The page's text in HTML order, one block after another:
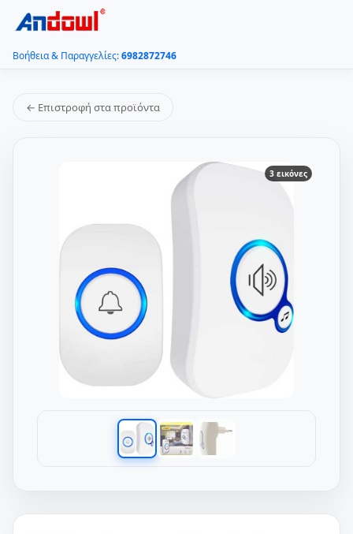
Βοήθεια & Παραγγελίες:6982872746
← Επιστροφή στα προϊόντα
3 εικόνες